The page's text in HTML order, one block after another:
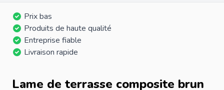
Prix bas
Produits de haute qualité
Entreprise fiable
Livraison rapide
Lame de terrasse composite brun